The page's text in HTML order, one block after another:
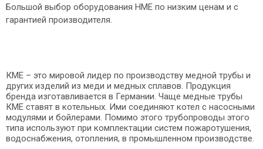
Большой выбор оборудования HME по низким ценам и с
гарантией производителя.
КМЕ – это мировой лидер по производству медной трубы и
других изделий из меди и медных сплавов. Продукция
бренда изготавливается в Германии. Чаще медные трубы
КМЕ ставят в котельных. Ими соединяют котел с насосными
модулями и бойлерами. Помимо этого трубопроводы этого
типа используют при комплектации систем пожаротушения,
водоснабжения, отопления, в промышленном производстве.